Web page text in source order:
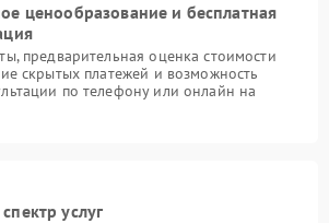
ценообразование и бесплатная
предварительная оценка стоимости
скрытых платежей и возможность
по телефону или онлайн на
услуг